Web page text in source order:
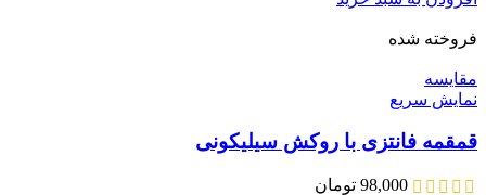
فروخته شده
مقايسه
نمایش سریع
قمقمه فانتزی با روکش سیلیکونی
98,000 تومان